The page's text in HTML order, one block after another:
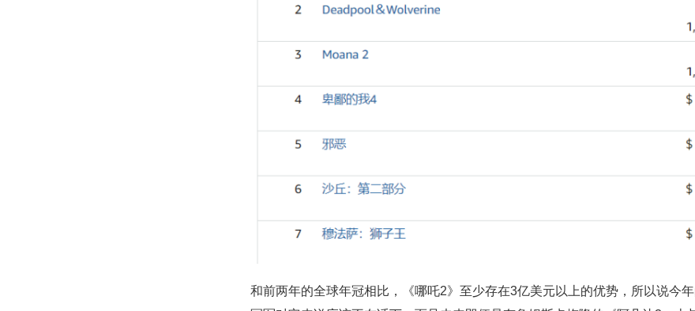
和前两年的全球年冠相比，《哪吒2》至少存在3亿美元以上的优势，所以说今